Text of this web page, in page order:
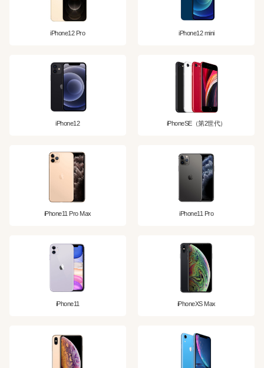
iPhone12 Pro iPhone12 mini
iPhone12 iPhoneSE（第2世代）
iPhone11 Pro Max iPhone11 Pro
iPhone11 iPhoneXS Max